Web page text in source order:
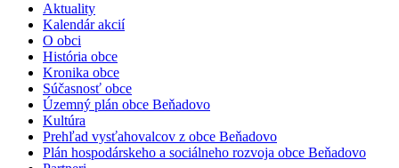
Aktuality
Kalendár akcií
O obci
História obce
Kronika obce
Súčasnosť obce
Územný plán obce Beňadovo
Kultúra
Prehľad vysťahovalcov z obce Beňadovo
Plán hospodárskeho a sociálneho rozvoja obce Beňadovo